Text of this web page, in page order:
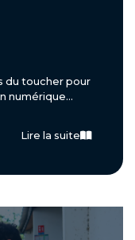
du toucher pour
numérique...
Lire la suite